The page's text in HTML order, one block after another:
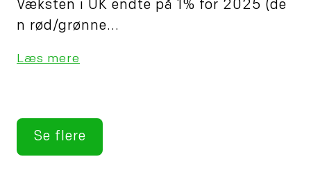
Væksten i UK endte på 1% for 2025 (de
n rød/grønne...
Læs mere
Se flere